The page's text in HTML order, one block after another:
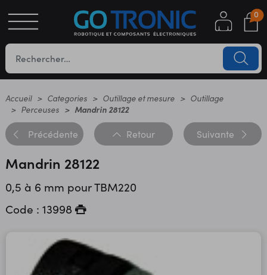
0
Accueil Categories Outillage et mesure
Outillage
Perceuses
Mandrin 28122
Précédente Retour Suivante
Mandrin 28122
0,5 à 6 mm pour TBM220
Code : 13998